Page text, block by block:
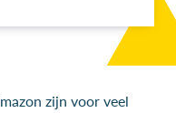
zijn voor veel